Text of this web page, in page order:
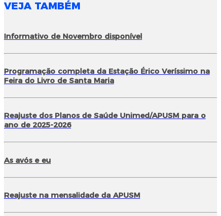
VEJA TAMBÉM
Informativo de Novembro disponível
Programação completa da Estação Érico Veríssimo na
Feira do Livro de Santa Maria
Reajuste dos Planos de Saúde Unimed/APUSM para o
ano de 2025-2026
As avós e eu
Reajuste na mensalidade da APUSM